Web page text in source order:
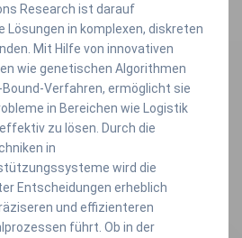
Research ist darauf
Lösungen in komplexen, diskreten
Mit Hilfe von innovativen
wie genetischen Algorithmen
Verfahren, ermöglicht sie
in Bereichen wie Logistik
zu lösen. Durch die
in
wird die
Entscheidungen erheblich
und effizienteren
führt. Ob in der